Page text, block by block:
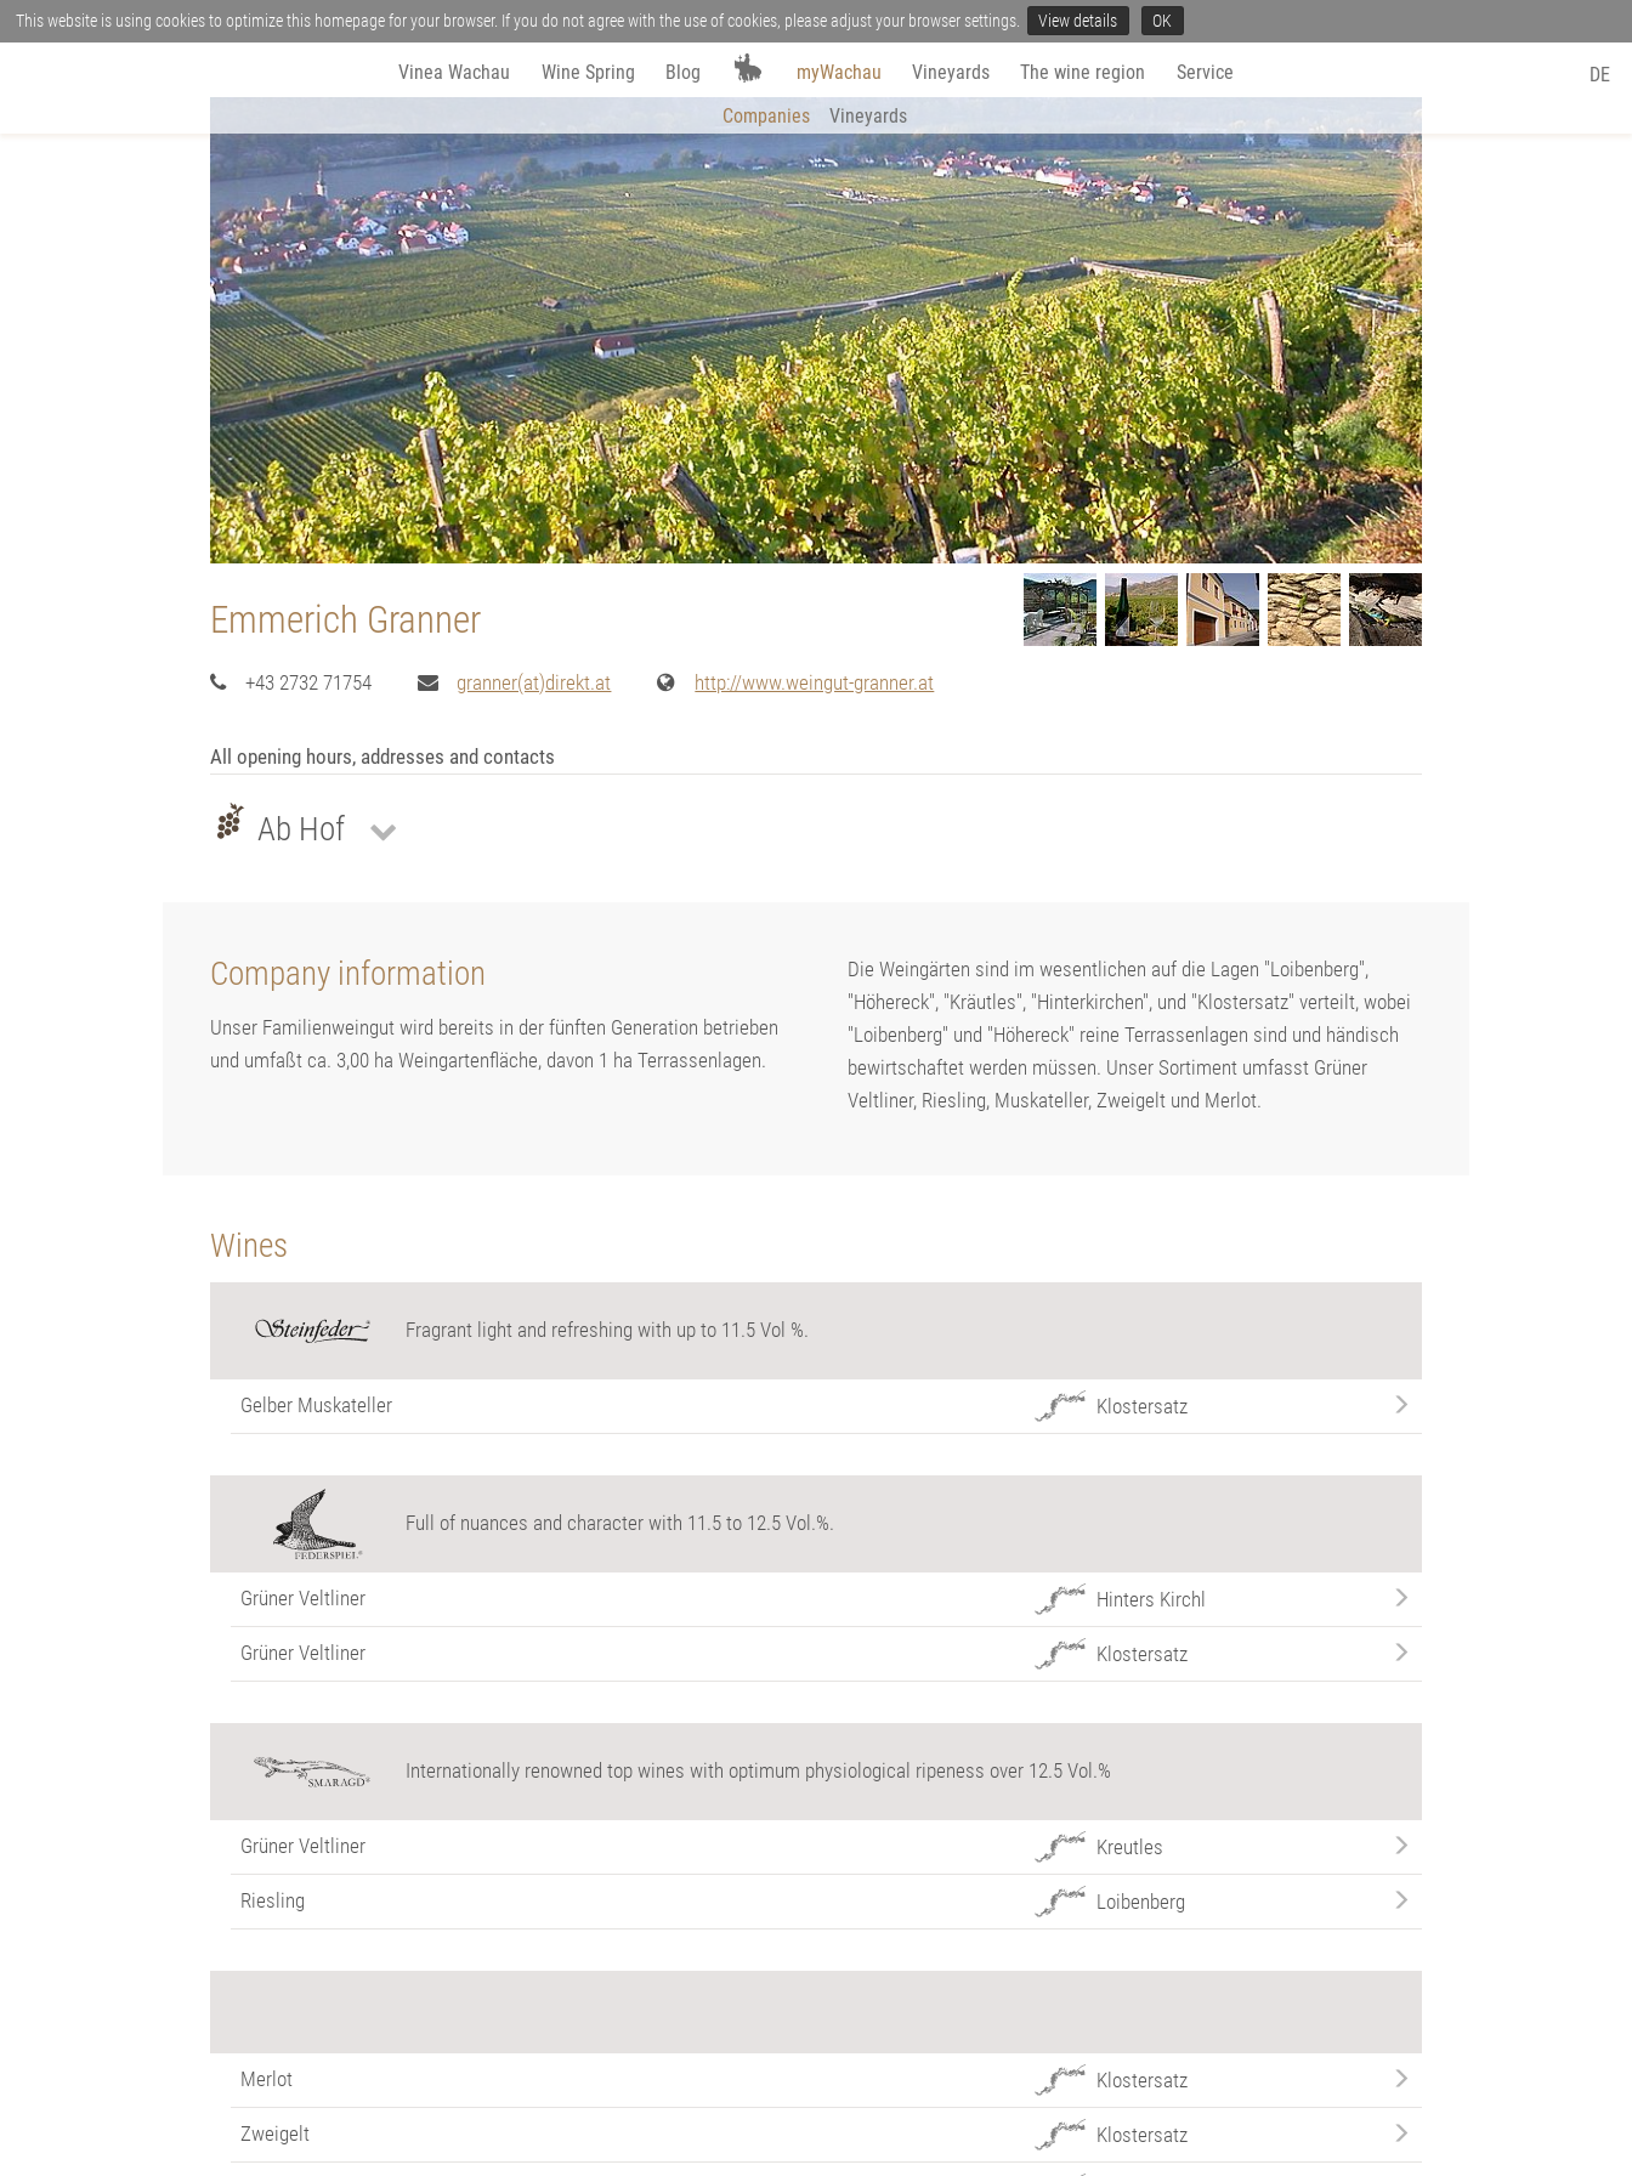
This website is using cookies to optimize this homepage for your browser. If you do not agree with the use of cookies, please adjust your browser settings. View details OK
Vinea Wachau Wine Spring Blog
myWachau
Companies
Vineyards
Vineyards The wine region Service DE
Emmerich Granner
+43 2732 71754 granner(at)direkt.at http://www.weingut-granner.at
All opening hours, addresses and contacts
Ab Hof
Company information
Unser Familienweingut wird bereits in der fünften Generation betrieben
und umfaßt ca. 3,00 ha Weingartenfläche, davon 1 ha Terrassenlagen.
Die Weingärten sind im wesentlichen auf die Lagen "Loibenberg",
"Höhereck", "Kräutles", "Hinterkirchen", und "Klostersatz" verteilt, wobei
"Loibenberg" und "Höhereck" reine Terrassenlagen sind und händisch
bewirtschaftet werden müssen. Unser Sortiment umfasst Grüner
Veltliner, Riesling, Muskateller, Zweigelt und Merlot.
Wines
Fragrant light and refreshing with up to 11.5 Vol %.
Gelber Muskateller Klostersatz
Full of nuances and character with 11.5 to 12.5 Vol.%.
Grüner Veltliner Hinters Kirchl
Grüner Veltliner Klostersatz
Internationally renowned top wines with optimum physiological ripeness over 12.5 Vol.%
Grüner Veltliner Kreutles
Riesling Loibenberg
Merlot Klostersatz
Zweigelt Klostersatz